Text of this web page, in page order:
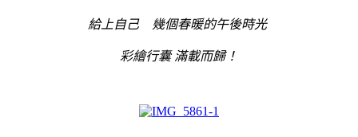
給上自己 幾個春暖的午後時光
彩繪行囊 滿載而歸！